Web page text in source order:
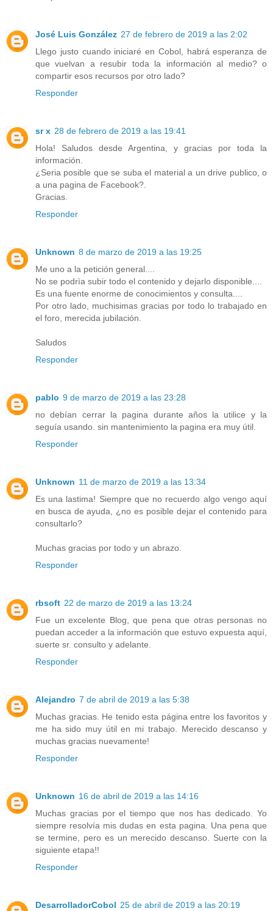
José Luis González 27 de febrero de 2019 a las 2:02
Llego justo cuando iniciaré en Cobol, habrá esperanza de
que vuelvan a resubir toda la información al medio? o
compartir esos recursos por otro lado?
Responder
sr x 28 de febrero de 2019 a las 19:41
Hola! Saludos desde Argentina, y gracias por toda la
información.
¿Seria posible que se suba el material a un drive publico, o
a una pagina de Facebook?.
Gracias.
Responder
Unknown 8 de marzo de 2019 a las 19:25
Me uno a la petición general....
No se podrìa subir todo el contenido y dejarlo disponible....
Es una fuente enorme de conocimientos y consulta....
Por otro lado, muchisimas gracias por todo lo trabajado en
el foro, merecida jubilación.
Saludos
Responder
pablo 9 de marzo de 2019 a las 23:28
no debían cerrar la pagina durante años la utilice y la
seguía usando. sin mantenimiento la pagina era muy útil.
Responder
Unknown 11 de marzo de 2019 a las 13:34
Es una lastima! Siempre que no recuerdo algo vengo aquí
en busca de ayuda, ¿no es posible dejar el contenido para
consultarlo?
Muchas gracias por todo y un abrazo.
Responder
rbsoft 22 de marzo de 2019 a las 13:24
Fue un excelente Blog, que pena que otras personas no
puedan acceder a la información que estuvo expuesta aquí,
suerte sr. consulto y adelante.
Responder
Alejandro 7 de abril de 2019 a las 5:38
Muchas gracias. He tenido esta página entre los favoritos y
me ha sido muy útil en mi trabajo. Merecido descanso y
muchas gracias nuevamente!
Responder
Unknown 16 de abril de 2019 a las 14:16
Muchas gracias por el tiempo que nos has dedicado. Yo
siempre resolvía mis dudas en esta pagina. Una pena que
se termine, pero es un merecido descanso. Suerte con la
siguiente etapa!!
Responder
DesarrolladorCobol 25 de abril de 2019 a las 20:19